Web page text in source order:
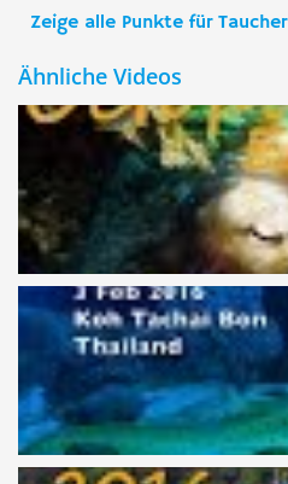
Zeige alle Punkte für Taucher
Ähnliche Videos